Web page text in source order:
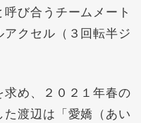
び合うチームメート
クセル（３回転半ジ
め、２０２１年春の
渡辺は「愛嬌（あい